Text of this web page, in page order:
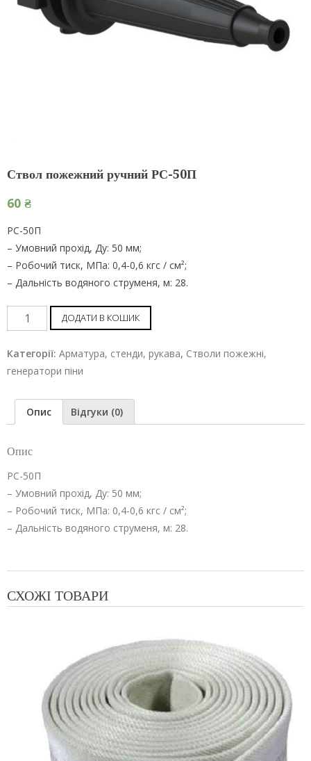
Ствол пожежний ручний РС-50П
60 ₴
РС-50П
– Умовний прохід, Ду: 50 мм;
– Робочий тиск, МПа: 0,4-0,6 кгс / см²;
– Дальність водяного струменя, м: 28.
Ствол
пожежний
ручний
РС-50П
ДОДАТИ В КОШИК
Категорії: Арматура, стенди, рукава, Стволи пожежні,
генератори піни
Опис Відгуки (0)
Опис
РС-50П
– Умовний прохід, Ду: 50 мм;
– Робочий тиск, МПа: 0,4-0,6 кгс / см²;
– Дальність водяного струменя, м: 28.
СХОЖІ ТОВАРИ